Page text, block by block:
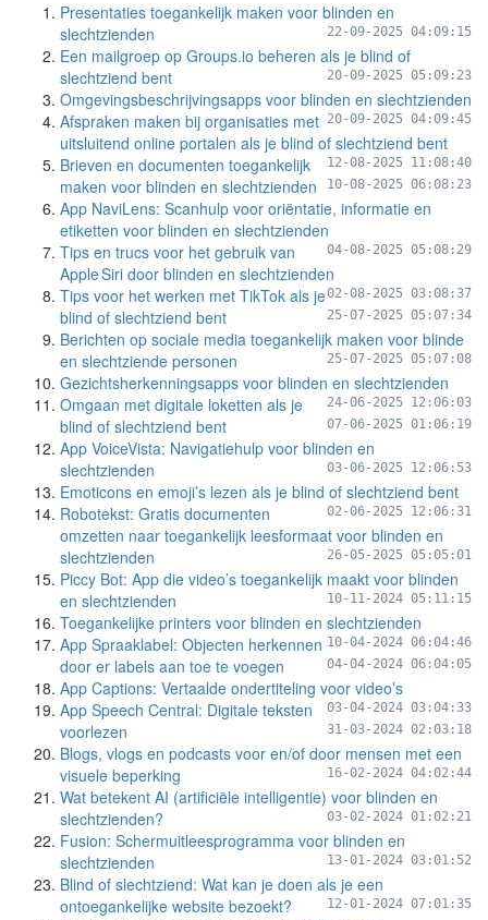
Presentaties toegankelijk maken voor blinden en
slechtzienden
22-09-2025 04:09:15
Een mailgroep op Groups.io beheren als je blind of
slechtziend bent
20-09-2025 05:09:23
Omgevingsbeschrijvingsapps voor blinden en slechtzienden
20-09-2025 04:09:45
Afspraken maken bij organisaties met
uitsluitend online portalen als je blind of slechtziend bent
12-08-2025 11:08:40
Brieven en documenten toegankelijk
maken voor blinden en slechtzienden
10-08-2025 06:08:23
App NaviLens: Scanhulp voor oriëntatie, informatie en
etiketten voor blinden en slechtzienden
04-08-2025 05:08:29
Tips en trucs voor het gebruik van
Apple Siri door blinden en slechtzienden
02-08-2025 03:08:37
Tips voor het werken met TikTok als je
blind of slechtziend bent
25-07-2025 05:07:34
Berichten op sociale media toegankelijk maken voor blinde
en slechtziende personen
25-07-2025 05:07:08
Gezichtsherkenningsapps voor blinden en slechtzienden
24-06-2025 12:06:03
Omgaan met digitale loketten als je
blind of slechtziend bent
07-06-2025 01:06:19
App VoiceVista: Navigatiehulp voor blinden en
slechtzienden
03-06-2025 12:06:53
Emoticons en emoji’s lezen als je blind of slechtziend bent
02-06-2025 12:06:31
Robotekst: Gratis documenten
omzetten naar toegankelijk leesformaat voor blinden en
slechtzienden
26-05-2025 05:05:01
Piccy Bot: App die video’s toegankelijk maakt voor blinden
en slechtzienden
10-11-2024 05:11:15
Toegankelijke printers voor blinden en slechtzienden
10-04-2024 06:04:46
App Spraaklabel: Objecten herkennen
door er labels aan toe te voegen
04-04-2024 06:04:05
App Captions: Vertaalde ondertiteling voor video’s
03-04-2024 03:04:33
App Speech Central: Digitale teksten
voorlezen
31-03-2024 02:03:18
Blogs, vlogs en podcasts voor en/of door mensen met een
visuele beperking
16-02-2024 04:02:44
Wat betekent AI (artificiële intelligentie) voor blinden en
slechtzienden?
03-02-2024 01:02:21
Fusion: Schermuitleesprogramma voor blinden en
slechtzienden
13-01-2024 03:01:52
Blind of slechtziend: Wat kan je doen als je een
ontoegankelijke website bezoekt?
12-01-2024 07:01:35